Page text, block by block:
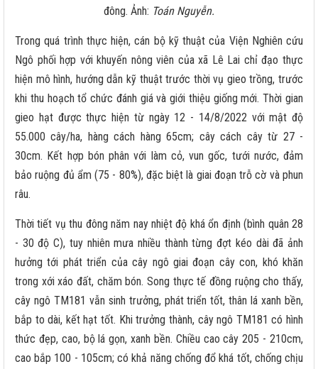
đông. Ảnh: Toán Nguyễn.
Trong quá trình thực hiện, cán bộ kỹ thuật của Viện Nghiên cứu
Ngô phối hợp với khuyến nông viên của xã Lê Lai chỉ đạo thực
hiện mô hình, hướng dẫn kỹ thuật trước thời vụ gieo trồng, trước
khi thu hoạch tổ chức đánh giá và giới thiệu giống mới. Thời gian
gieo hạt được thực hiện từ ngày 12 - 14/8/2022 với mật độ
55.000 cây/ha, hàng cách hàng 65cm; cây cách cây từ 27 -
30cm. Kết hợp bón phân với làm cỏ, vun gốc, tưới nước, đảm
bảo ruộng đủ ẩm (75 - 80%), đặc biệt là giai đoạn trỗ cờ và phun
râu.
Thời tiết vụ thu đông năm nay nhiệt độ khá ổn định (bình quân 28
- 30 độ C), tuy nhiên mưa nhiều thành từng đợt kéo dài đã ảnh
hưởng tới phát triển của cây ngô giai đoạn cây con, khó khăn
trong xới xáo đất, chăm bón. Song thực tế đồng ruộng cho thấy,
cây ngô TM181 vẫn sinh trưởng, phát triển tốt, thân lá xanh bền,
bắp to dài, kết hạt tốt. Khi trưởng thành, cây ngô TM181 có hình
thức đẹp, cao, bộ lá gọn, xanh bền. Chiều cao cây 205 - 210cm,
cao bắp 100 - 105cm; có khả năng chống đổ khá tốt, chống chịu